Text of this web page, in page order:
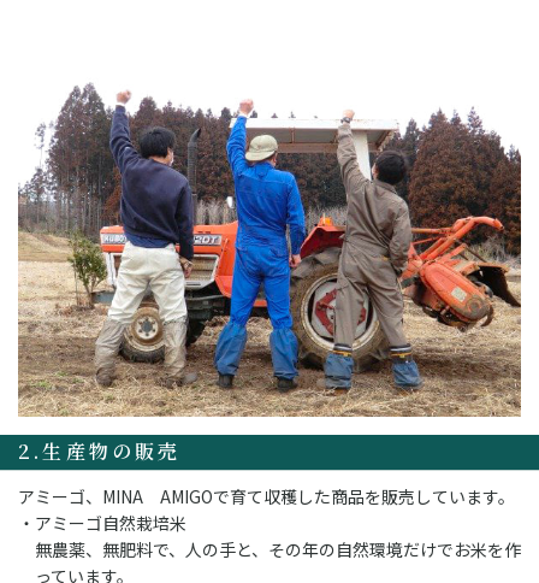
2.生産物の販売
アミーゴ、MINA AMIGOで育て収穫した商品を販売しています。
アミーゴ自然栽培米
無農薬、無肥料で、人の手と、その年の自然環境だけでお米を作
っています。